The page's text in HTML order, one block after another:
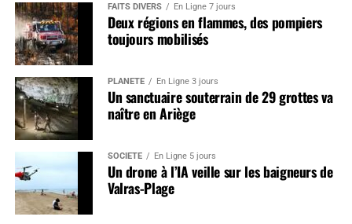
FAITS DIVERS En Ligne 7 jours
Deux régions en flammes, des pompiers
toujours mobilisés
PLANÈTE En Ligne 3 jours
Un sanctuaire souterrain de 29 grottes va
naître en Ariège
SOCIÉTÉ En Ligne 5 jours
Un drone à l’IA veille sur les baigneurs de
Valras-Plage